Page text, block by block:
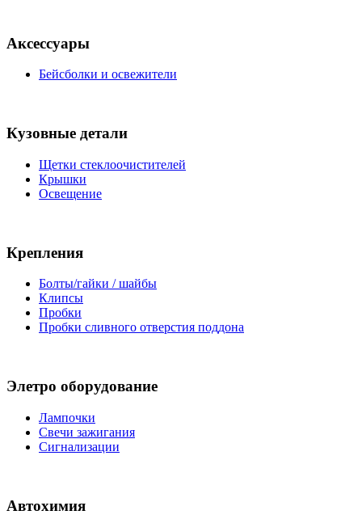
Аксессуары
Бейсболки и освежители
Кузовные детали
Щетки стеклоочистителей
Крышки
Освещение
Крепления
Болты/гайки / шайбы
Клипсы
Пробки
Пробки сливного отверстия поддона
Элетро оборудование
Лампочки
Свечи зажигания
Сигнализации
Автохимия